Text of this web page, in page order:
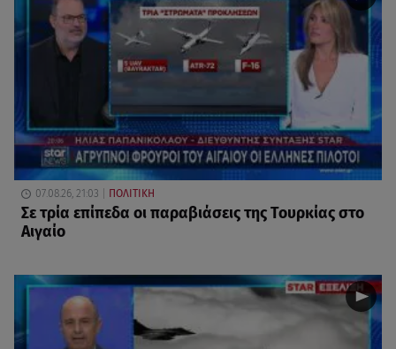
07.08.26, 21:03 ΠΟΛΙΤΙΚΗ
Σε τρία επίπεδα οι παραβιάσεις της Τουρκίας στο
Αιγαίο